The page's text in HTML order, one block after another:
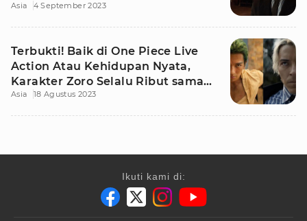
Asia 4 September 2023
Terbukti! Baik di One Piece Live
Action Atau Kehidupan Nyata,
Karakter Zoro Selalu Ribut sama
Sanji
Asia 18 Agustus 2023
Ikuti kami di: